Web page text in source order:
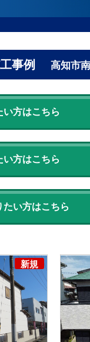
事例 高知市
い方はこちら
い方はこちら
い方はこちら
新規